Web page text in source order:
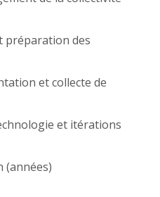
préparation des
et collecte de
et itérations
(années)